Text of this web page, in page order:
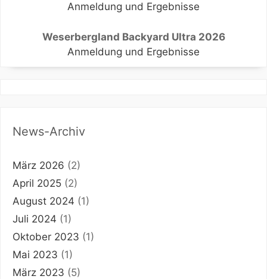
Anmeldung und Ergebnisse
Weserbergland Backyard Ultra 2026
Anmeldung und Ergebnisse
News-Archiv
März 2026 (2)
April 2025 (2)
August 2024 (1)
Juli 2024 (1)
Oktober 2023 (1)
Mai 2023 (1)
März 2023 (5)